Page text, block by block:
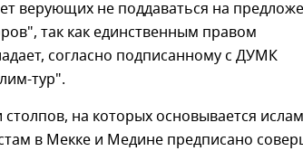
верующих не поддаваться на
так как единственным правом
согласно подписанному с ДУМК
тур".
на которых основывается
в Мекке и Медине предписано